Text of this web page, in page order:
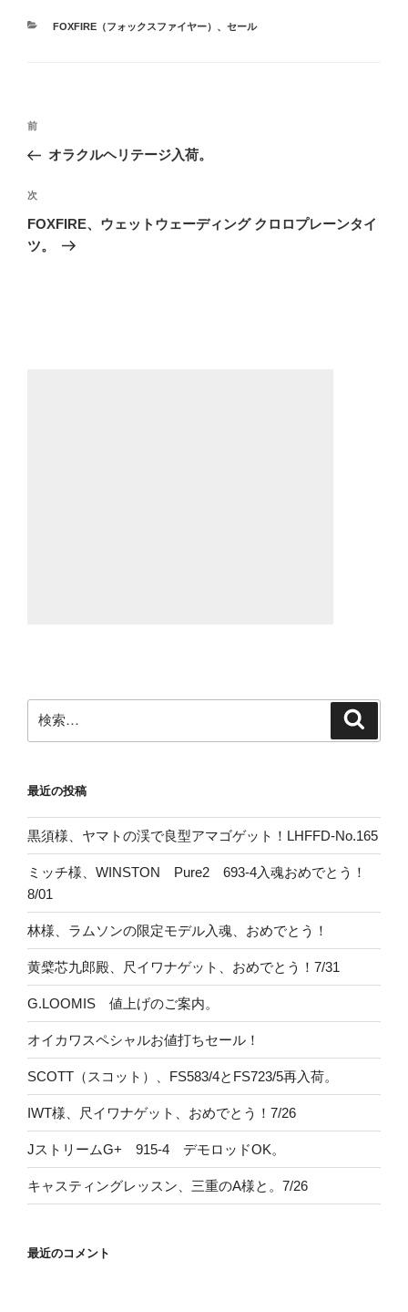
カ
FOXFIRE（フォックスファイヤー） 、 セール
投
ビ
ゲ
ー
前
の
稿
前
オラクルヘリテージ入荷。
次
の
投
次
FOXFIRE、ウェットウェーディング クロロプレーンタイ
ツ。
検
索:
最近の投稿
黒須様、ヤマトの渓で良型アマゴゲット！LHFFD-No.165
ミッチ様、WINSTON Pure2 693-4入魂おめでとう！
8/01
林様、ラムソンの限定モデル入魂、おめでとう！
黄檗芯九郎殿、尺イワナゲット、おめでとう！7/31
G.LOOMIS 値上げのご案内。
オイカワスペシャルお値打ちセール！
SCOTT（スコット）、FS583/4とFS723/5再入荷。
IWT様、尺イワナゲット、おめでとう！7/26
JストリームG+ 915-4 デモロッドOK。
キャスティングレッスン、三重のA様と。7/26
最近のコメント